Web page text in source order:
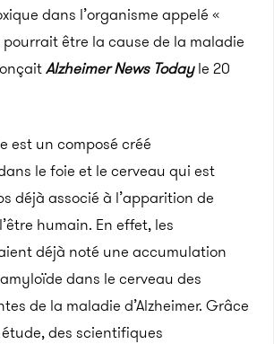
dans l’organisme appelé «
être la cause de la maladie
Alzheimer News Todayle 20
est un composé créé
le foie et le cerveau qui est
déjà associé à l’apparition de
humain. En effet, les
déjà noté une accumulation
dans le cerveau des
de la maladie d’Alzheimer. Grâce
des scientifiques